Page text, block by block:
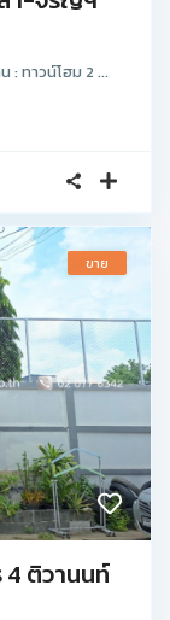
: ทาวน์โฮม 2 ...
ขาย
4 ติวานนท์